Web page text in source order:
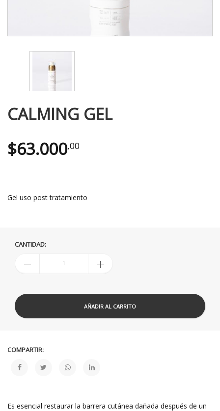
CALMING GEL
$63.000,00
Gel uso post tratamiento
CANTIDAD:
AÑADIR AL CARRITO
COMPARTIR:
Es esencial restaurar la barrera cutánea dañada después de un